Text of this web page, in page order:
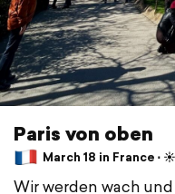
Paris von oben
March 18 in France ⋅
Wir werden wach